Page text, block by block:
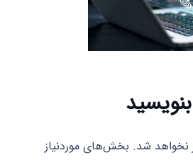
نخواهد شد. بخش‌های موردنیاز